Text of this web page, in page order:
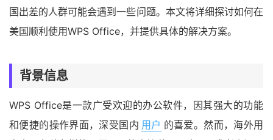
国出差的人群可能会遇到一些问题。本文将详细探讨如何在
美国顺利使用WPS Office，并提供具体的解决方案。
背景信息
WPS Office是一款广受欢迎的办公软件，因其强大的功能
和便捷的操作界面，深受国内 用户 的喜爱。然而，海外用